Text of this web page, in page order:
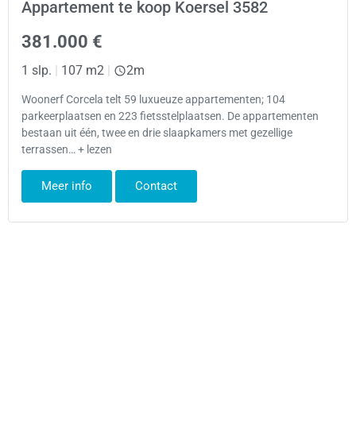
Appartement te koop Koersel 3582
381.000 €
1 slp. | 107 m2 | 2m
Woonerf Corcela telt 59 luxueuze appartementen; 104
parkeerplaatsen en 223 fietsstelplaatsen. De appartementen
bestaan uit één, twee en drie slaapkamers met gezellige
terrassen… + lezen
Meer info Contact